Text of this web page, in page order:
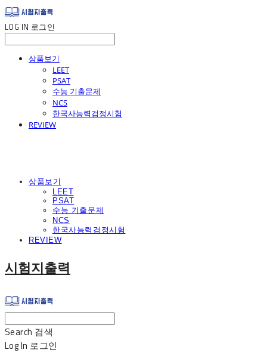
LOG IN 로그인
상품보기
LEET
PSAT
수능 기출문제
NCS
한국사능력검정시험
REVIEW
상품보기
LEET
PSAT
수능 기출문제
NCS
한국사능력검정시험
REVIEW
시험지출력
Search 검색
Log In 로그인